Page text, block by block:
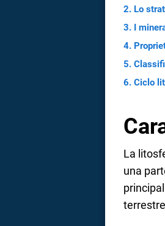
Lo
I
Ciclo
La
una